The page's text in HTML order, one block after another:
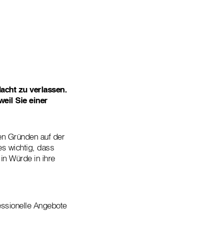
zu verlassen.
Sie einer
Gründen auf der
wichtig, dass
Würde in ihre
Angebote